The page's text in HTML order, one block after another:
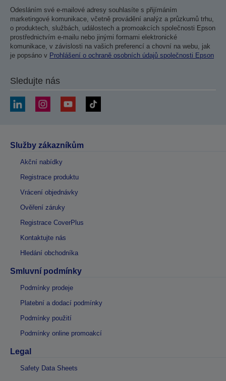
Odesláním své e-mailové adresy souhlasíte s přijímáním
marketingové komunikace, včetně provádění analýz a průzkumů trhu,
o produktech, službách, událostech a promoakcích společnosti Epson
prostřednictvím e-mailu nebo jinými formami elektronické
komunikace, v závislosti na vašich preferencí a chovní na webu, jak
je popsáno v Prohlášení o ochraně osobních údajů společnosti Epson
Sledujte nás
Služby zákazníkům
Akční nabídky
Registrace produktu
Vrácení objednávky
Ověření záruky
Registrace CoverPlus
Kontaktujte nás
Hledání obchodníka
Smluvní podmínky
Podmínky prodeje
Platební a dodací podmínky
Podmínky použití
Podmínky online promoakcí
Legal
Safety Data Sheets